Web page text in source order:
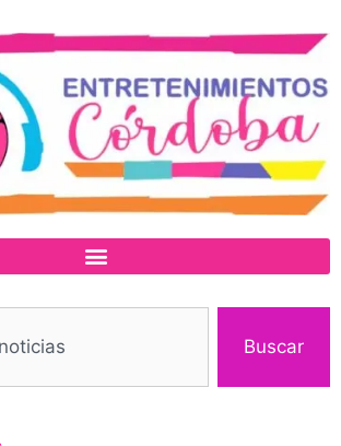
Buscar